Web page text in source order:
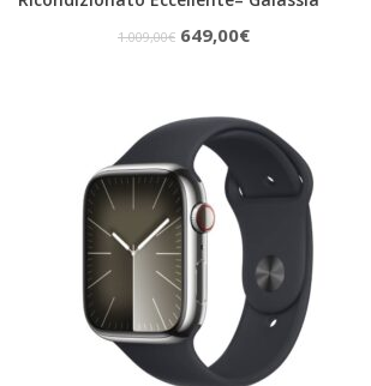
1.009,00€ Il
era:
1.009,00€.
649,00€Il
è:
649,00€.